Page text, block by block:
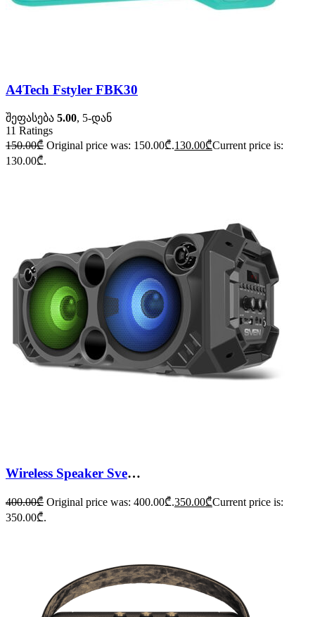
A4Tech Fstyler FBK30
შეფასება 5.00, 5-დან
11 Ratings
150.00₾ Original price was: 150.00₾.130.00₾Current price is:
130.00₾.
Wireless Speaker Sven PS-550
400.00₾ Original price was: 400.00₾.350.00₾Current price is:
350.00₾.